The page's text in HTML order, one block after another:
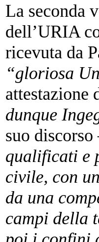
La seconda
dell’URIA
ricevuta da
“gloriosa
attestazione
dunque
suo discorso
qualificati e
civile, con
da una
campi della